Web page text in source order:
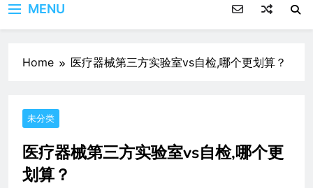
MENU
Home 医疗器械第三方实验室vs自检,哪个更划算？
未分类
医疗器械第三方实验室vs自检,哪个更
划算？